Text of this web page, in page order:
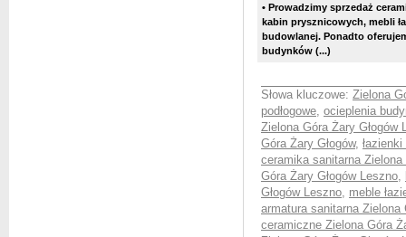
• Prowadzimy sprzedaż
kabin prysznicowych, mebli
budowlanej. Ponadto
budynków (...)
Słowa kluczowe: Zielona
podłogowe, ocieplenia
Zielona Góra Żary Głogów
Góra Żary Głogów,
ceramika sanitarna Zielona
Góra Żary Głogów Leszno,
Głogów Leszno, meble
armatura sanitarna Zielona
ceramiczne Zielona Góra